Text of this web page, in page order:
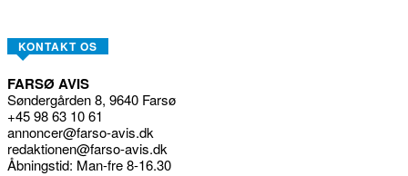
KONTAKT OS
FARSØ AVIS
Søndergården 8, 9640 Farsø
+45 98 63 10 61
annoncer@farso-avis.dk
redaktionen@farso-avis.dk
Åbningstid: Man-fre 8-16.30